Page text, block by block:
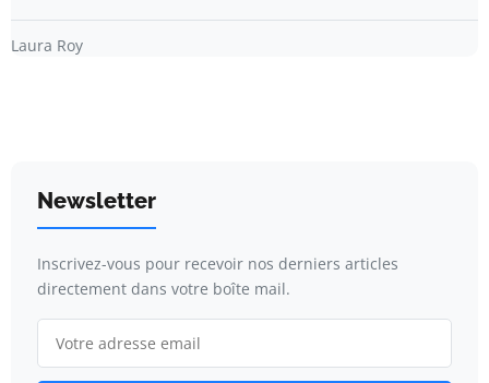
Laura Roy
Newsletter
Inscrivez-vous pour recevoir nos derniers articles
directement dans votre boîte mail.